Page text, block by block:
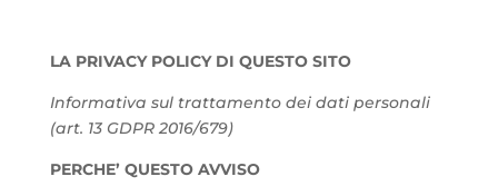
LA PRIVACY POLICY DI QUESTO SITO
Informativa sul trattamento dei dati personali
(art. 13 GDPR 2016/679)
PERCHE’ QUESTO AVVISO